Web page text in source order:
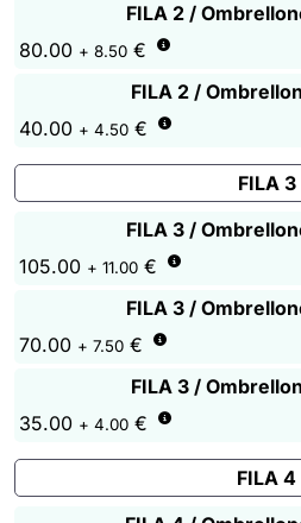
FILA 2 /
80.00 + 8.50 €
FILA 2 /
40.00 + 4.50 €
FILA 3
FILA 3 /
105.00 + 11.00 €
FILA 3 /
70.00 + 7.50 €
FILA 3 /
35.00 + 4.00 €
FILA 4